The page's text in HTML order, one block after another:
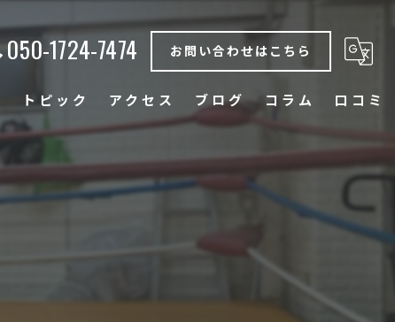
050-1724-7474 お問い合わせはこちら
トピック
ダイエット
エクササイズ
アクセス ブログ コラム 口コミ